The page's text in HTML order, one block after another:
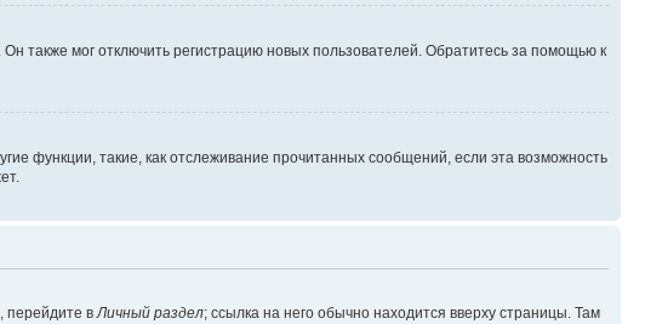
также мог отключить регистрацию новых пользователей. Обратитесь за помощью к
функции, такие, как отслеживание прочитанных сообщений, если эта возможность
перейдите в Личный раздел; ссылка на него обычно находится вверху страницы. Там